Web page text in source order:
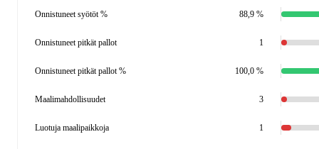
Onnistuneet syötöt % 88,9 %
Onnistuneet pitkät pallot 1
Onnistuneet pitkät pallot % 100,0 %
Maalimahdollisuudet 3
Luotuja maalipaikkoja 1